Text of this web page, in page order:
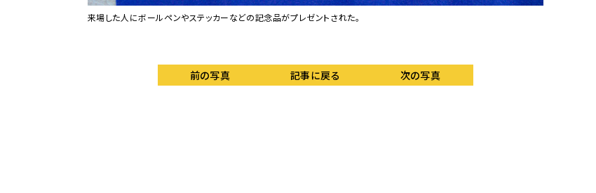
来場した人にボールペンやステッカーなどの記念品がプレゼントされた。
前の写真 記事に戻る 次の写真